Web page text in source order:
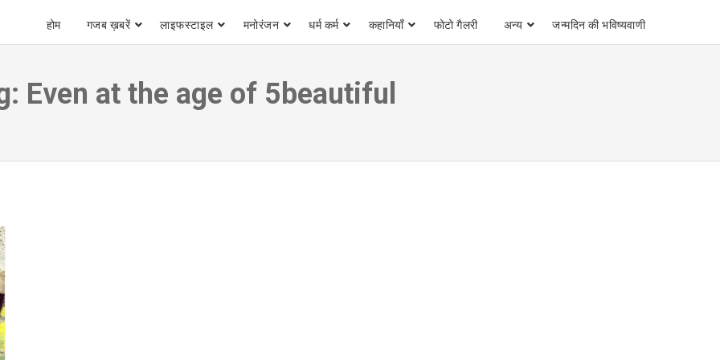
होम गजब ख़बरें लाइफस्टाइल मनोरंजन धर्म कर्म कहानियाँ फोटो गैलरी अन्य जन्मदिन की भविष्यवाणी
Even at the age of 5beautiful